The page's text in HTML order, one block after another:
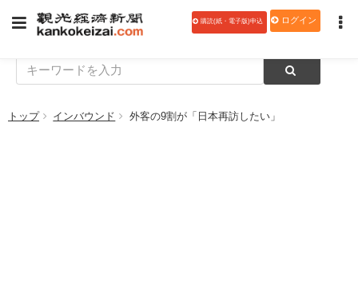
購読(紙・電子版)申込 ログイン
トップ インバウンド 外客の9割が「日本再訪したい」